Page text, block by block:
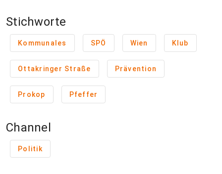
Stichworte
Kommunales SPÖ Wien Klub
Ottakringer Straße Prävention
Prokop Pfeffer
Channel
Politik